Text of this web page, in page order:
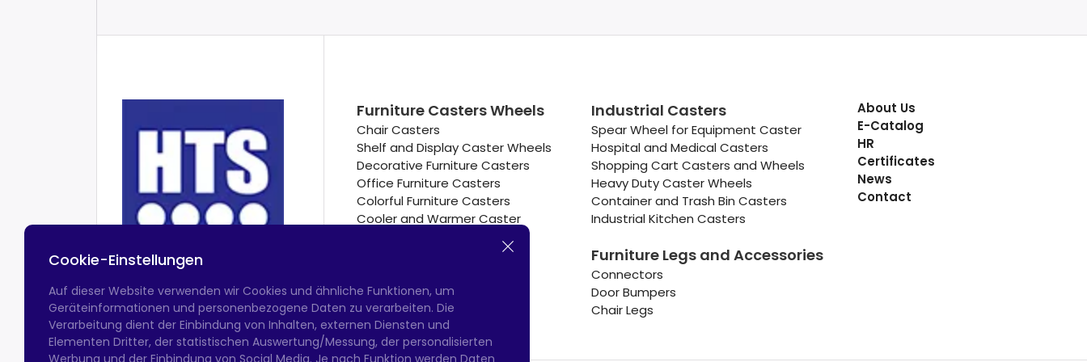
Furniture Casters Wheels
Chair Casters
Shelf and Display Caster Wheels
Decorative Furniture Casters
Office Furniture Casters
Colorful Furniture Casters
Cooler and Warmer Caster
Hotel Equipment Casters
Industrial Casters
Spear Wheel for Equipment Caster
Hospital and Medical Casters
Shopping Cart Casters and Wheels
Heavy Duty Caster Wheels
Container and Trash Bin Casters
Industrial Kitchen Casters
Furniture Legs and Accessories
Connectors
Door Bumpers
Chair Legs
About Us
E-Catalog
HR
Certificates
News
Contact
Cookie-Einstellungen
Auf dieser Website verwenden wir Cookies und ähnliche Funktionen, um
Geräteinformationen und personenbezogene Daten zu verarbeiten. Die
Verarbeitung dient der Einbindung von Inhalten, externen Diensten und
Elementen Dritter, der statistischen Auswertung/Messung, der personalisierten
Werbung und der Einbindung von Social Media. Je nach Funktion werden Daten